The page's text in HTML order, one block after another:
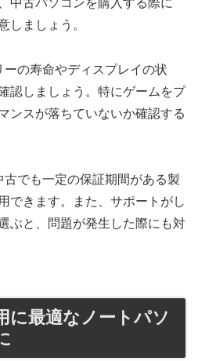
しましょう。
の寿命やディスプレイの状
認しましょう。特にゲームをプ
ンスが落ちていないか確認する
でも一定の保証期間がある製
できます。また、サポートがし
ぶと、問題が発生した際にも対
に最適なノートパソ